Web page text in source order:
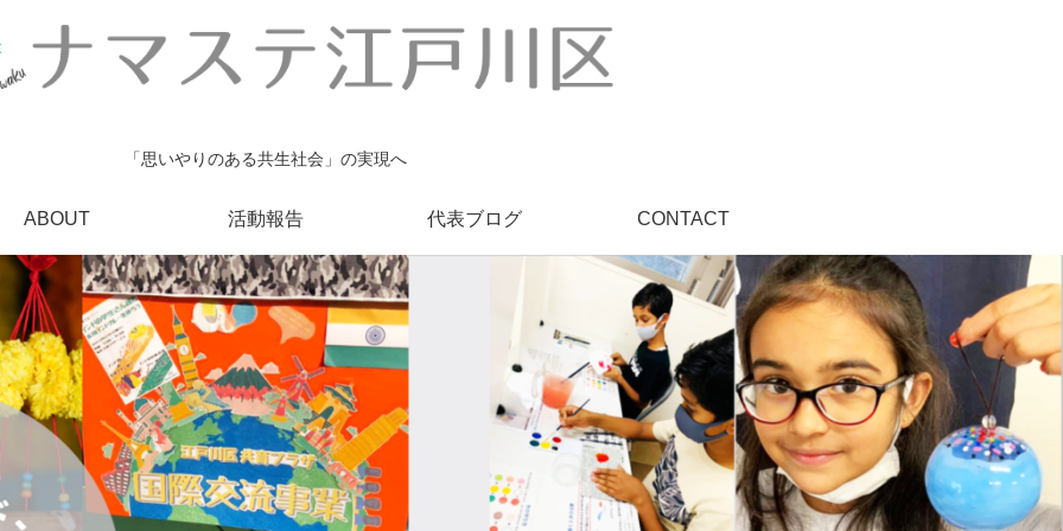
「思いやりのある共生社会」の実現へ
ABOUT 活動報告 代表ブログ CONTACT